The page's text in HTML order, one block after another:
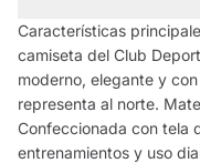
Características
camiseta del Club
moderno, elegante y
representa al norte.
Confeccionada con tela
entrenamientos y uso